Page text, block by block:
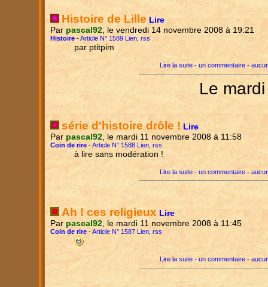
Histoire de Lille Lire
Par pascal92, le vendredi 14 novembre 2008 à 19:21
Histoire -Article N° 1589 Lien rss
par ptitpim
Lire la suite - un commentaire -
Le
série d'histoire drôle ! Lire
Par pascal92 , le mardi 11 novembre 2008 à 11:58
Coin de rire -Article N° 1588 Lien rss
à lire sans modération !
Lire la suite - un commentaire -
Ah ! ces religieux Lire
Par pascal92, le mardi 11 novembre 2008 à 11:45
Coin de rire-Article N° 1587 Lien rss
Lire la suite - un commentaire -